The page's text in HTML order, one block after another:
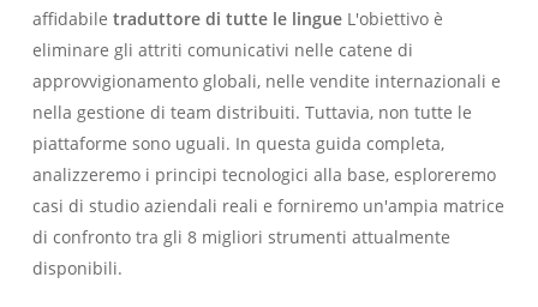
affidabile traduttore di tutte le lingueL'obiettivo è
eliminare gli attriti comunicativi nelle catene di
approvvigionamento globali, nelle vendite internazionali e
nella gestione di team distribuiti. Tuttavia, non tutte le
piattaforme sono uguali. In questa guida completa,
analizzeremo i principi tecnologici alla base, esploreremo
casi di studio aziendali reali e forniremo un'ampia matrice
di confronto tra gli 8 migliori strumenti attualmente
disponibili.